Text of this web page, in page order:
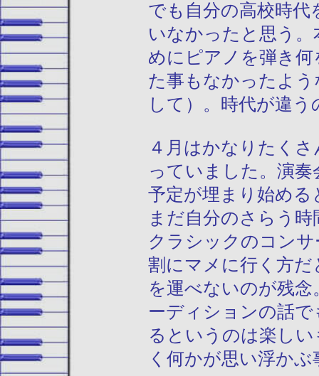
でも自分の高校時
いなかったと思う
めにピアノを弾き
た事もなかったよ
して）。時代が違
４月はかなりたく
っていました。演
予定が埋まり始め
まだ自分のさらう
クラシックのコン
割にマメに行く方
を運べないのが残
ーディションの話
るというのは楽し
く何かが思い浮か